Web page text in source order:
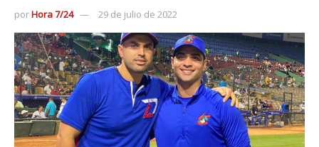
porHora 7/24 29 de julio de 2022